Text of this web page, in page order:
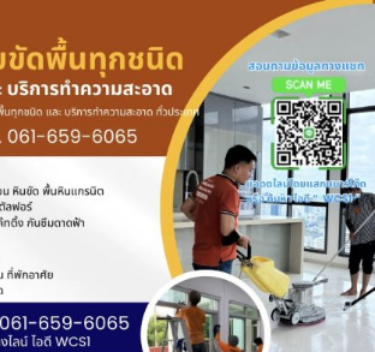
ขัดพื้นหินขัด อบต.แหลมบัวนครปฐม